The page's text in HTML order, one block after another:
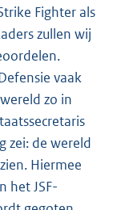
Fighter als
zullen wij
vaak
zo in
zei: de wereld
Hiermee
het JSF-